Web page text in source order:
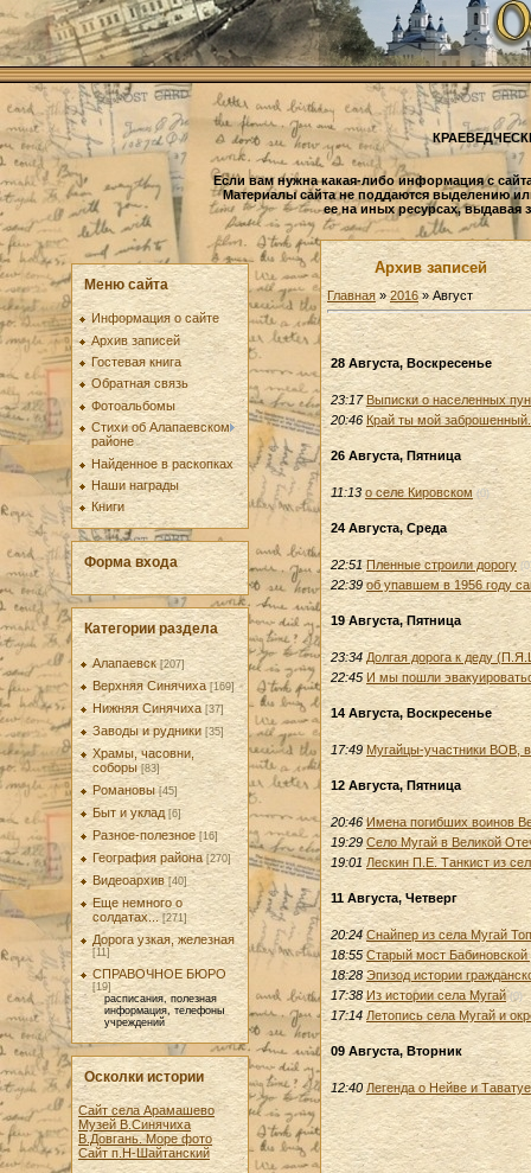
Если вам нужна какая-либо информация с
Материалы сайта не поддаются выделению
ее на иных ресурсах, выдавая
Меню сайта
Информация о сайте
Архив записей
Гостевая книга
Обратная связь
Фотоальбомы
Стихи об Алапаевском
районе
Найденное в раскопках
Наши награды
Книги
Форма входа
Категории раздела
Алапаевск [207]
Верхняя Синячиха [169]
Нижняя Синячиха [37]
Заводы и рудники [35]
Храмы, часовни,
соборы [83]
Романовы [45]
Быт и уклад [6]
Разное-полезное [16]
География района [270]
Видеоархив [40]
Еще немного о
солдатах...
[271]
Дорога узкая, железная
[11]
СПРАВОЧНОЕ БЮРО
[19]
расписания, полезная
информация, телефоны
учреждений
Осколки истории
Сайт села Арамашево
Музей В.Синячиха
В.Довгань. Море фото
Сайт п.Н-Шайтанский
Архив записей
Главная»2016 » Август
28 Августа, Воскресенье
23:17 Выписки о населенных
20:46 Край ты мой
26 Августа, Пятница
11:13 о селе Кировском (0)
24 Августа, Среда
22:51 Пленные строили дорогу
22:39 об упавшем в 1956 году
19 Августа, Пятница
23:34 Долгая дорога к деду
22:45 И мы пошли
14 Августа, Воскресенье
17:49 Мугайцы-участники ВОВ,
12 Августа, Пятница
20:46 Имена погибших воинов
19:29 Село Мугай в Великой
19:01 Лескин П.Е. Танкист из
11 Августа, Четверг
20:24 Снайпер из села Мугай
18:55 Старый мост Бабиновской
18:28 Эпизод истории
17:38 Из истории села Мугай (0)
17:14 Летопись села Мугай и
09 Августа, Вторник
12:40 Легенда о Нейве и Таватуе